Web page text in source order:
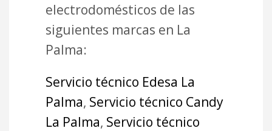
electrodomésticos de las
siguientes marcas en La
Palma:
Servicio técnico Edesa La
Palma, Servicio técnico Candy
La Palma, Servicio técnico